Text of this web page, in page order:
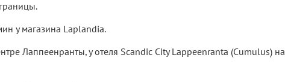
у магазина Laplandia.
Лаппеенранты, у отеля Scandic City Lappeenranta (Cumulus) на